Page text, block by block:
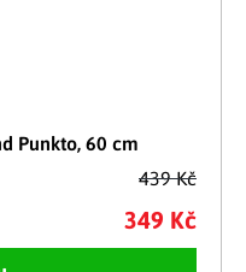
439 Kč
Punkto, 60 cm
349 Kč